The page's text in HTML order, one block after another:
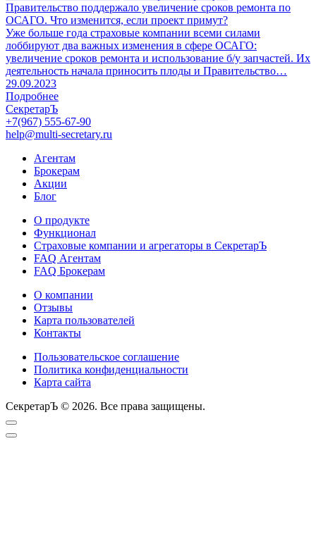
Правительство поддержало увеличение сроков ремонта по
ОСАГО. Что изменится, если проект примут?
Уже больше года страховые компании всеми силами
лоббируют два важных изменения в сфере ОСАГО:
увеличение сроков ремонта и использование б/у запчастей. Их
деятельность начала приносить плоды и Правительство…
29.09.2023
Подробнее
СекретарЪ
+7(967) 555-67-90
help@multi-secretary.ru
Агентам
Брокерам
Акции
Блог
О продукте
Функционал
Страховые компании и агрегаторы в СекретарЪ
FAQ Агентам
FAQ Брокерам
О компании
Отзывы
Карта пользователей
Контакты
Пользовательское соглашение
Политика конфиденциальности
Карта сайта
СекретарЪ © 2026. Все права защищены.